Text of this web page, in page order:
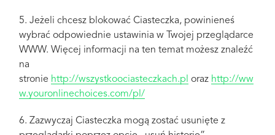
5. Jeżeli chcesz blokować Ciasteczka, powinieneś
wybrać odpowiednie ustawinia w Twojej przeglądarce
WWW. Więcej informacji na ten temat możesz znaleźć
na
stronie http://wszystkoociasteczkach.pl oraz http://ww
w.youronlinechoices.com/pl/
6. Zazwyczaj Ciasteczka mogą zostać usunięte z